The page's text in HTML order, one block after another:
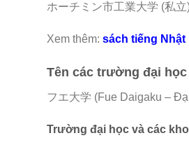
ホーチミン市工業大学 (私
Xem thêm: sách tiếng Nhật
Tên các trường đại
フエ大学 (Fue Daigaku –
Trường đại học và các